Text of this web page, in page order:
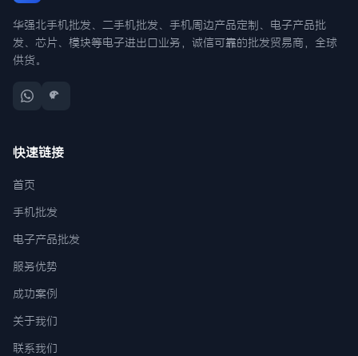
华强北手机批发、二手机批发、手机周边产品定制、电子产品批
发、芯片、模块等电子进出口业务，诚信可靠的批发贸易商，全球
供货。
快速链接
首页
手机批发
电子产品批发
服务优势
成功案例
关于我们
联系我们